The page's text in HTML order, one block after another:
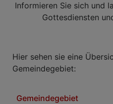
Informieren Sie sich und
Gottesdiensten
Hier sehen sie eine
Gemeindegebiet:
Gemeindegebiet